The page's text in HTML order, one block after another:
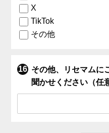
X
TikTok
その他
その他、リセマムに
聞かせください（任